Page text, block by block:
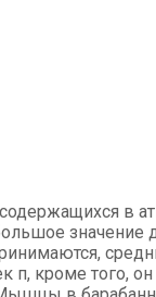
в
значение
п, кроме того,